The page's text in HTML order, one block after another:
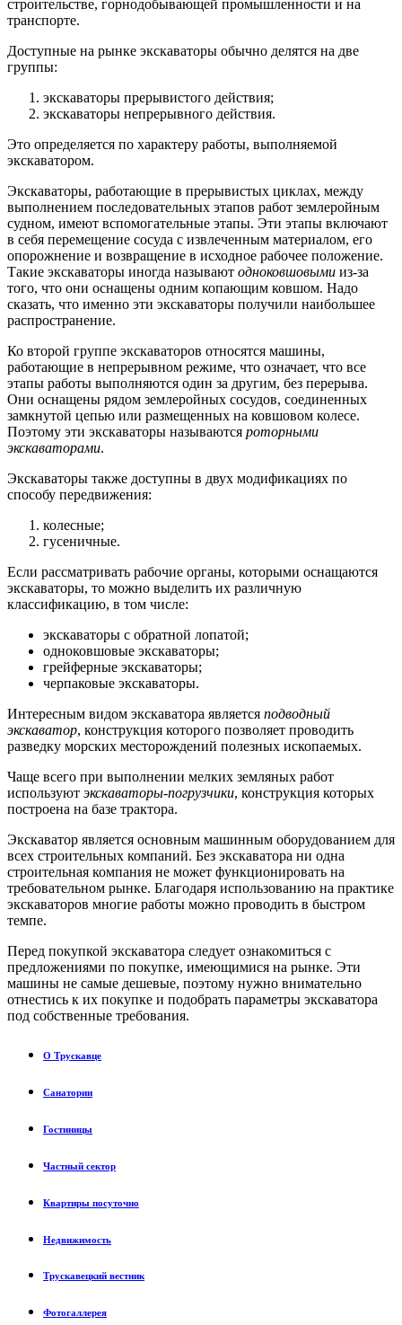
строительстве, горнодобывающей промышленности и на
транспорте.
Доступные на рынке экскаваторы обычно делятся на две
группы:
экскаваторы прерывистого действия;
экскаваторы непрерывного действия.
Это определяется по характеру работы, выполняемой
экскаватором.
Экскаваторы, работающие в прерывистых циклах, между
выполнением последовательных этапов работ землеройным
судном, имеют вспомогательные этапы. Эти этапы включают
в себя перемещение сосуда с извлеченным материалом, его
опорожнение и возвращение в исходное рабочее положение.
Такие экскаваторы иногда называют одноковшовыми из-за
того, что они оснащены одним копающим ковшом. Надо
сказать, что именно эти экскаваторы получили наибольшее
распространение.
Ко второй группе экскаваторов относятся машины,
работающие в непрерывном режиме, что означает, что все
этапы работы выполняются один за другим, без перерыва.
Они оснащены рядом землеройных сосудов, соединенных
замкнутой цепью или размещенных на ковшовом колесе.
Поэтому эти экскаваторы называются роторными
экскаваторами.
Экскаваторы также доступны в двух модификациях по
способу передвижения:
колесные;
гусеничные.
Если рассматривать рабочие органы, которыми оснащаются
экскаваторы, то можно выделить их различную
классификацию, в том числе:
экскаваторы с обратной лопатой;
одноковшовые экскаваторы;
грейферные экскаваторы;
черпаковые экскаваторы.
Интересным видом экскаватора является подводный
экскаватор, конструкция которого позволяет проводить
разведку морских месторождений полезных ископаемых.
Чаще всего при выполнении мелких земляных работ
используют экскаваторы-погрузчики, конструкция которых
построена на базе трактора.
Экскаватор является основным машинным оборудованием для
всех строительных компаний. Без экскаватора ни одна
строительная компания не может функционировать на
требовательном рынке. Благодаря использованию на практике
экскаваторов многие работы можно проводить в быстром
темпе.
Перед покупкой экскаватора следует ознакомиться с
предложениями по покупке, имеющимися на рынке. Эти
машины не самые дешевые, поэтому нужно внимательно
отнестись к их покупке и подобрать параметры экскаватора
под собственные требования.
О Трускавце
Санатории
Гостиницы
Частный сектор
Квартиры посуточно
Недвижимость
Трускавецкий вестник
Фотогаллерея